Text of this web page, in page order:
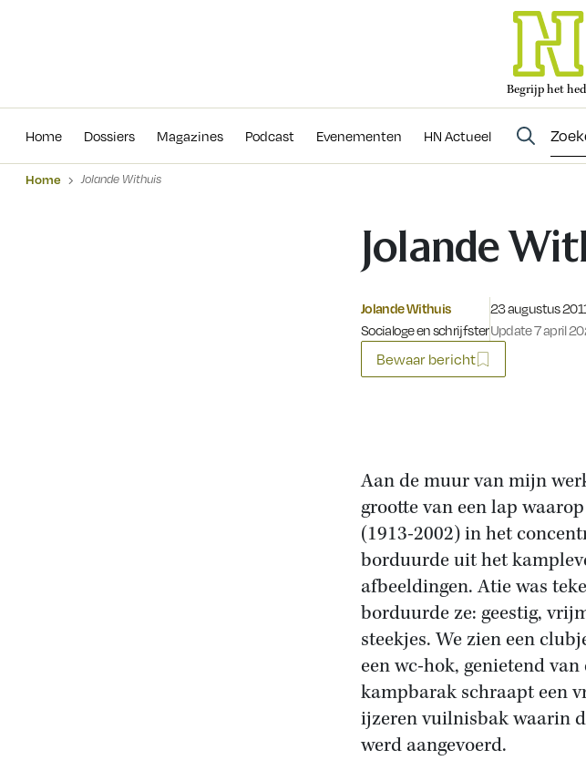
Begrijp het
Home Dossiers Magazines Podcast Evenementen HN Actueel
Evenementen
Home Jolande Withuis
Jolande
Jolande Withuis
Socialoge en schrijfster
Gepubliceerd op:
23 augustus
Update 7 april
Bewaar bericht
Aan de muur van mijn
grootte van een lap
(1913-2002) in het
borduurde uit het
afbeeldingen. Atie was
borduurde ze: geestig,
steekjes. We zien een
een wc-hok, genietend
kampbarak schraapt een
ijzeren vuilnisbak waarin
werd aangevoerd.